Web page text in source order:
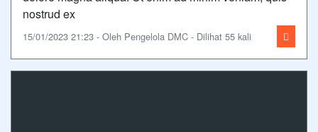
nostrud ex
15/01/2023 21:23 - Oleh Pengelola DMC - Dilihat 55 kali